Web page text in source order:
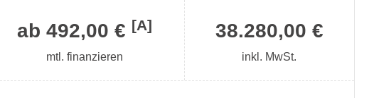
38.280,00 €
inkl. MwSt.
ab 492,00 € [A]
mtl. finanzieren